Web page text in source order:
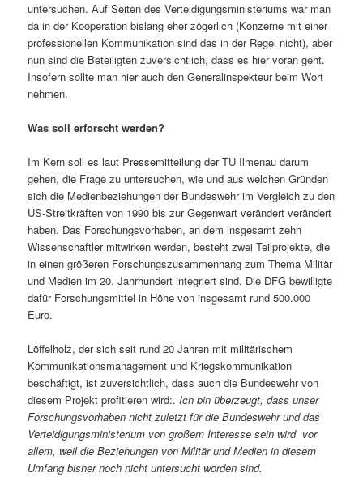
untersuchen. Auf Seiten des Verteidigungsministeriums war man
da in der Kooperation bislang eher zögerlich (Konzerne mit einer
professionellen Kommunikation sind das in der Regel nicht), aber
nun sind die Beteiligten zuversichtlich, dass es hier voran geht.
Insofern sollte man hier auch den Generalinspekteur beim Wort
nehmen.
Was soll erforscht werden?
Im Kern soll es laut Pressemitteilung der TU Ilmenau darum
gehen, die Frage zu untersuchen, wie und aus welchen Gründen
sich die Medienbeziehungen der Bun­des­wehr im Vergleich zu den
US-Streit­kräf­ten von 1990 bis zur Gegenwart verändert verändert
haben. Das Forschungs­vorhaben, an dem insgesamt zehn
Wissenschaftler mitwirken werden, besteht zwei Teilprojekte, die
in einen größeren Forschungszusammenhang zum Thema Militär
und Medien im 20. Jahrhundert inte­griert sind. Die DFG bewilligte
dafür Forschungsmittel in Höhe von insgesamt rund 500.000
Euro.
Löffelholz, der sich seit rund 20 Jahren mit militärischem
Kommunikationsmanagement und Kriegskommunikation
beschäftigt, ist zuversichtlich, dass auch die Bundeswehr von
diesem Projekt profitieren wird:.Ich bin überzeugt, dass unser
Forschungsvorhaben nicht zuletzt für die Bundeswehr und das
Verteidigungsministerium von großem Interesse sein wird  vor
allem, weil die Beziehungen von Militär und Medien in diesem
Umfang bisher noch nicht untersucht worden sind.